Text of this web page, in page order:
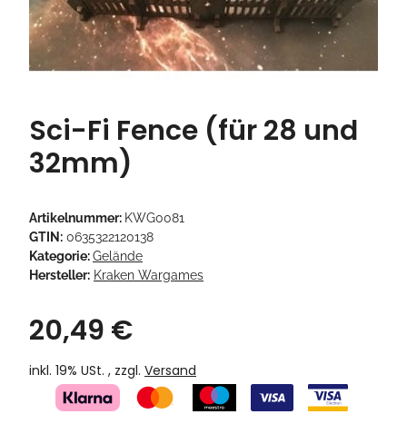
Sci-Fi Fence (für 28 und
32mm)
Artikelnummer: KWG0081
GTIN: 0635322120138
Kategorie:Gelände
Hersteller: Kraken Wargames
20,49 €
inkl. 19% USt. , zzgl. Versand